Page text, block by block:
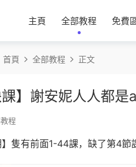
主頁 全部教程 免費
首頁 全部教程 正文
課】謝安妮人人都
程
】隻有前面1-44課，缺了第4